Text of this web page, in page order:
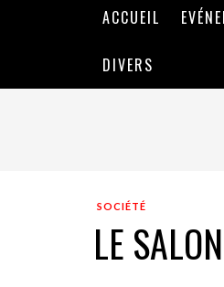
ACCUEIL
DIVERS
SOCIÉTÉ
LE